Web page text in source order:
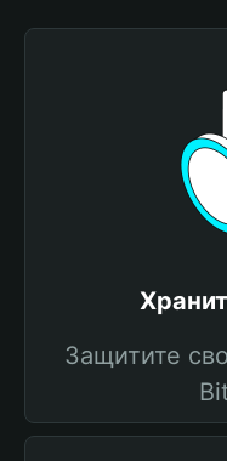
Защитите